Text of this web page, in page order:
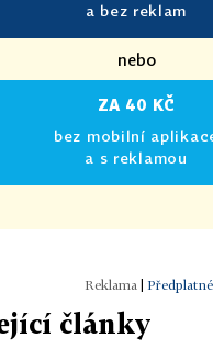
a bez reklam
nebo
ZA 40 KČ
bez mobilní
a s reklamou
články